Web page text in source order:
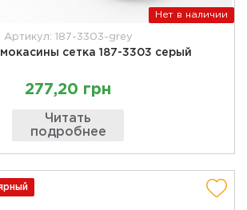
Нет в наличии
Артикул: 187-3303-grey
сетка 187-3303 серый
277,20 грн
Читать
подробнее